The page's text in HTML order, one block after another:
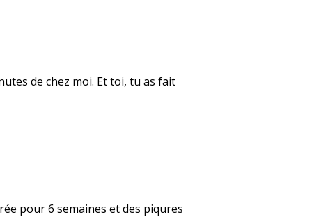
de chez moi. Et toi, tu as fait
pour 6 semaines et des piqures